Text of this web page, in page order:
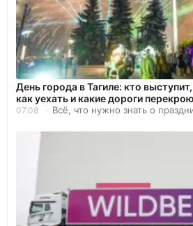
День города в Тагиле: кто
как уехать и какие дороги
07.08 Всё, что нужно знать о